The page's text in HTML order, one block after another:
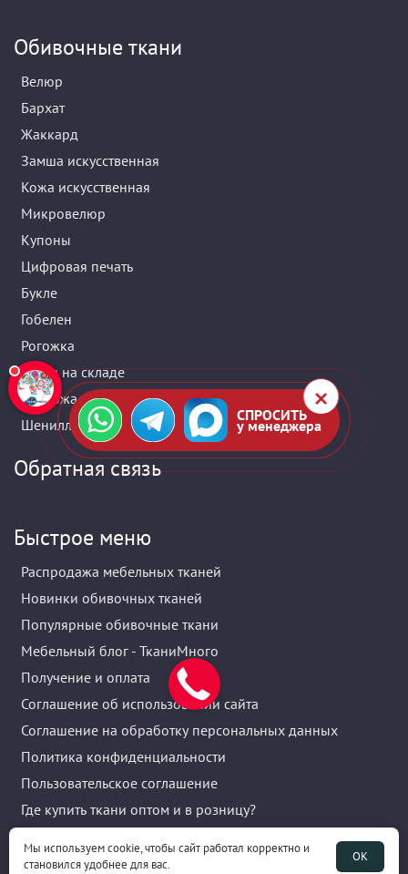
СПРОСИТЬ
у менеджера
Мы используем cookie, чтобы сайт работал корректно и
становился удобнее для вас.
ОК
Обивочные ткани
Велюр
Бархат
Жаккард
Замша искусственная
Кожа искусственная
Микровелюр
Купоны
Цифровая печать
Букле
Гобелен
Рогожка
Ткани на складе
Экокожа
Шенилл
Обратная связь
Быстрое меню
Распродажа мебельных тканей
Новинки обивочных тканей
Популярные обивочные ткани
Мебельный блог - ТканиМного
Получение и оплата
Соглашение об использовании сайта
Соглашение на обработку персональных данных
Политика конфиденциальности
Пользовательское соглашение
Где купить ткани оптом и в розницу?
Публичная оферта